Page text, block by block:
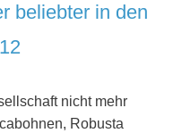
beliebter in den
nicht mehr
Robusta